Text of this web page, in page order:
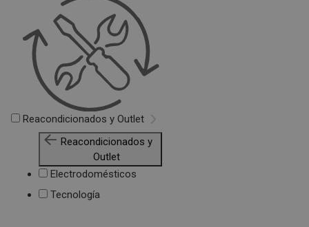
Reacondicionados y Outlet
Reacondicionados y
Outlet
Electrodomésticos
Tecnología